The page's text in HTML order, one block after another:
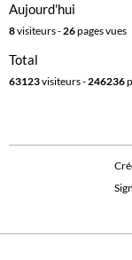
Aujourd'hui
8visiteurs -26pages vues
Total
63123visiteurs -246236